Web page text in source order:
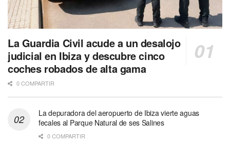
La Guardia Civil acude a un desalojo
judicial en Ibiza y descubre cinco
coches robados de alta gama
0 COMPARTIR
La depuradora del aeropuerto de Ibiza vierte aguas
fecales al Parque Natural de ses Salines
0 COMPARTIR